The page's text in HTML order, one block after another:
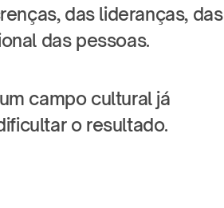
das lideranças, das
das pessoas.
campo cultural já
o resultado.